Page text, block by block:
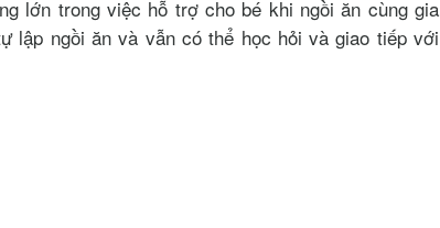
lớn trong việc hỗ trợ cho bé khi ngồi ăn cùng gia
lập ngồi ăn và vẫn có thể học hỏi và giao tiếp với